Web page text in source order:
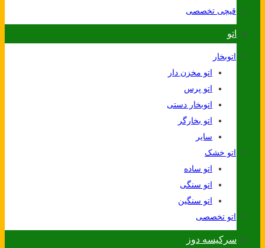
قیچی تخصصی
اتو
اتوبخار
اتو مخزن دار
اتو پرس
اتوبخار دستی
اتو بخارگر
سایر
اتو خشک
اتو ساده
اتو سنگی
اتو سنگین
اتو تخصصی
سرکیسه دوز